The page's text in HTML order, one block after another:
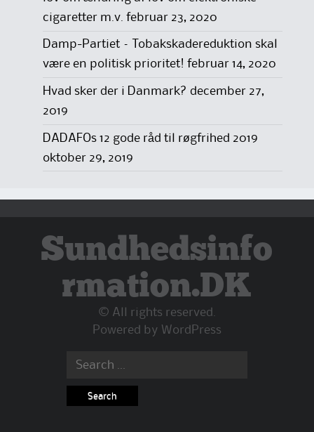
cigaretter m.v. februar 23, 2020
Damp-Partiet – Tobakskadereduktion skal
være en politisk prioritet! februar 14, 2020
Hvad sker der i Danmark? december 27,
2019
DADAFOs 12 gode råd til røgfrihed 2019
oktober 29, 2019
Sundhedsinfo
rmation.DK
© All rights reserved.
Powered by WordPress
Search